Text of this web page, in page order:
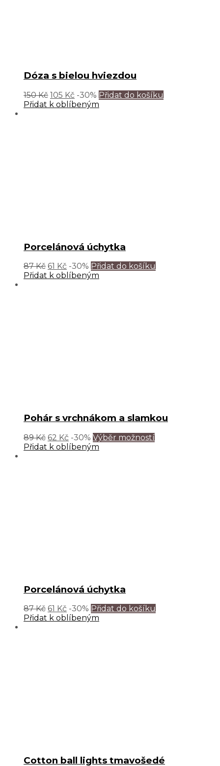
Dóza s bielou hviezdou
150Kč 105 Kč -30% Přidat do košíku
Přidat k oblíbeným
Porcelánová úchytka
87Kč 61 Kč -30% Přidat do košíku
Přidat k oblíbeným
Pohár s vrchnákom a slamkou
89Kč 62 Kč -30% Výběr možností
Přidat k oblíbeným
Porcelánová úchytka
87Kč 61 Kč -30% Přidat do košíku
Přidat k oblíbeným
Cotton ball lights tmavošedé